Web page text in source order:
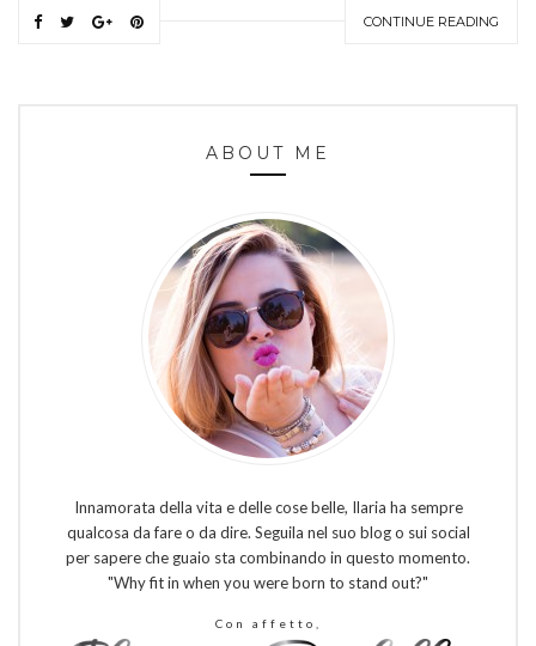
CONTINUE READING
ABOUT ME
Innamorata della vita e delle cose belle, Ilaria ha sempre
qualcosa da fare o da dire. Seguila nel suo blog o sui social
per sapere che guaio sta combinando in questo momento.
"Why fit in when you were born to stand out?"
Con affetto,